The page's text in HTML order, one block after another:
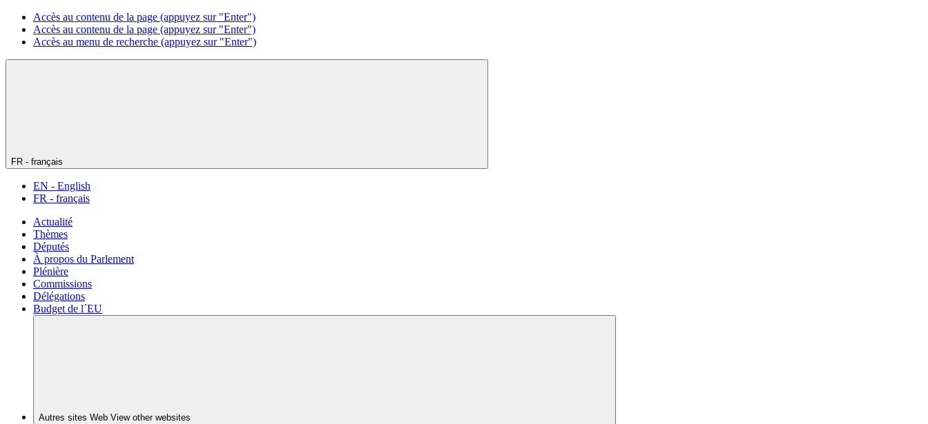
Accès au contenu de la page (appuyez sur "Enter")
Accès au contenu de la page (appuyez sur "Enter")
Accès au menu de recherche (appuyez sur "Enter")
FR - français
EN - English
FR - français
Actualité
Thèmes
Députés
À propos du Parlement
Plénière
Commissions
Délégations
Budget de l´EU
Autres sites Web View other websites